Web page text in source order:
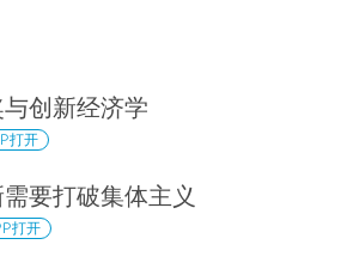
创新经济学
打开
要打破集体主义
打开